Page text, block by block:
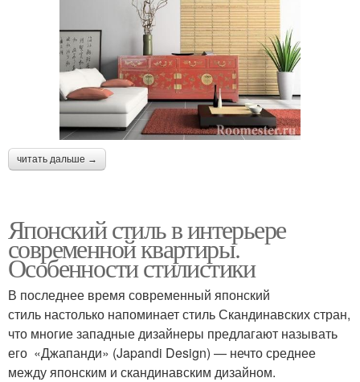
читать дальше →
Японский стиль в интерьере
современной квартиры.
Особенности стилистики
В последнее время современный японский
стиль настолько напоминает стиль Скандинавских стран,
что многие западные дизайнеры предлагают называть
его «Джапанди» (Japandi Design) — нечто среднее
между японским и скандинавским дизайном.